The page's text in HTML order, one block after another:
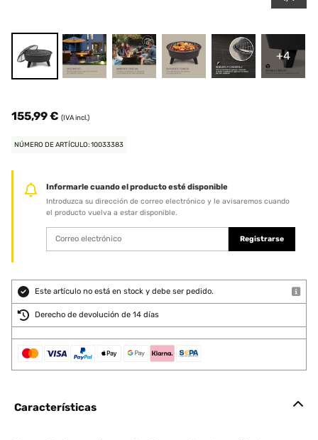
+4
155,99 € (IVA incl.)
NÚMERO DE ARTÍCULO: 10033383
Informarle cuando el producto esté disponible
Introduzca su dirección de correo electrónico y le avisaremos cuando
el producto vuelva a estar disponible.
Registrarse
Este artículo no está en stock y debe ser pedido.
Derecho de devolución de 14 días
Características